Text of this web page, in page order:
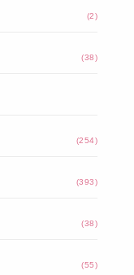
(2)
(38)
(254)
(393)
(38)
(55)